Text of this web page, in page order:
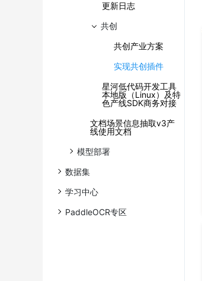
更新日志
共创
共创产业方案
实现共创插件
星河低代码开发工具
本地版（Linux）及特
色产线SDK商务对接
文档场景信息抽取v3产
线使用文档
模型部署
数据集
学习中心
PaddleOCR专区